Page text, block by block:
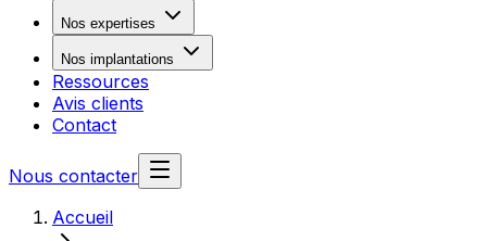
Nos expertises
Nos implantations
Ressources
Avis clients
Contact
Nous contacter
Accueil